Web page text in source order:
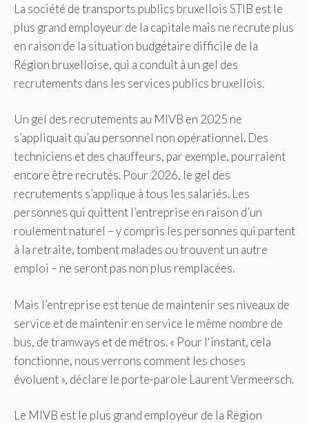
La société de transports publics bruxellois STIB est le
plus grand employeur de la capitale mais ne recrute plus
en raison de la situation budgétaire difficile de la
Région bruxelloise, qui a conduit à un gel des
recrutements dans les services publics bruxellois.
Un gel des recrutements au MIVB en 2025 ne
s’appliquait qu’au personnel non opérationnel. Des
techniciens et des chauffeurs, par exemple, pourraient
encore être recrutés. Pour 2026, le gel des
recrutements s’applique à tous les salariés. Les
personnes qui quittent l’entreprise en raison d’un
roulement naturel – y compris les personnes qui partent
à la retraite, tombent malades ou trouvent un autre
emploi – ne seront pas non plus remplacées.
Mais l’entreprise est tenue de maintenir ses niveaux de
service et de maintenir en service le même nombre de
bus, de tramways et de métros. « Pour l'instant, cela
fonctionne, nous verrons comment les choses
évoluent », déclare le porte-parole Laurent Vermeersch.
Le MIVB est le plus grand employeur de la Région